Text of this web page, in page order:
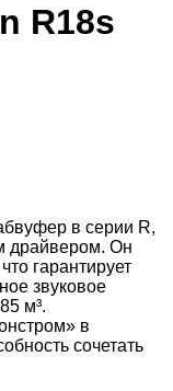
R18s
в серии R,
драйвером. Он
гарантирует
звуковое
м³.
в
сочетать